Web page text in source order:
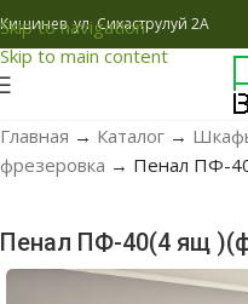
Skip to navigation
Skip to main content
Кишинев, ул. Сихаструлуй 2A
Главная → Каталог →
фрезеровка → Пенал ПФ-
Пенал ПФ-40(4 ящ